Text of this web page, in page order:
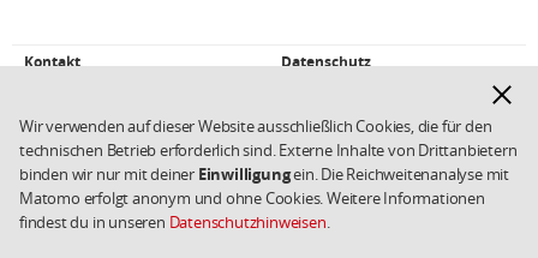
Wir verwenden auf dieser Website ausschließlich Cookies, die für den
technischen Betrieb erforderlich sind. Externe Inhalte von Drittanbietern
binden wir nur mit deiner Einwilligungein. Die Reichweitenanalyse mit
Matomo erfolgt anonym und ohne Cookies. Weitere Informationen
findest du in unseren Datenschutzhinweisen.
Fußbereich
Weiterführende
Kontakt
Datenschutz
Copyright 2026 SPD